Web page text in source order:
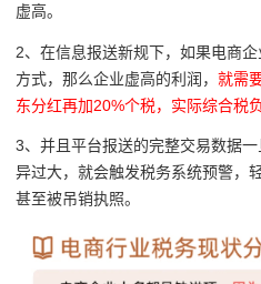
虚高。
2、 在信息报送新规下，如果电商
方式，那么企业虚高的利润， 就需
东分红再加20%个税，实际综合税
3、并且平台报送的完整交易数据
异过大，就会触发税务系统预警，
甚至被吊销执照。